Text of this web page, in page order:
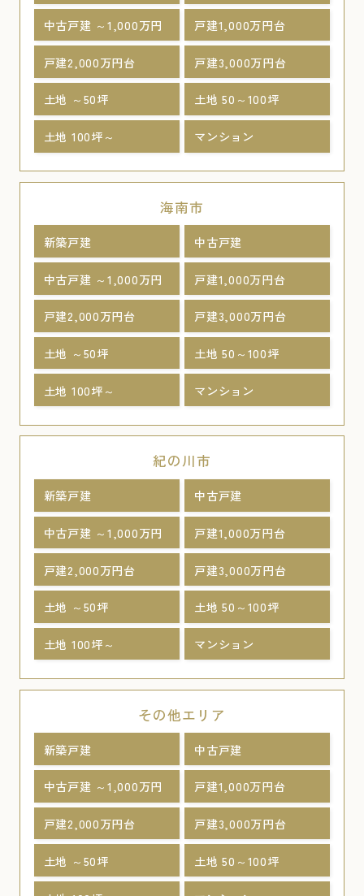
中古戸建 ～1,000万円 戸建1,000万円台
戸建2,000万円台 戸建3,000万円台
土地 ～50坪 土地 50～100坪
土地 100坪～ マンション
海南市
新築戸建 中古戸建
中古戸建 ～1,000万円 戸建1,000万円台
戸建2,000万円台 戸建3,000万円台
土地 ～50坪 土地 50～100坪
土地 100坪～ マンション
紀の川市
新築戸建 中古戸建
中古戸建 ～1,000万円 戸建1,000万円台
戸建2,000万円台 戸建3,000万円台
土地 ～50坪 土地 50～100坪
土地 100坪～ マンション
その他エリア
新築戸建 中古戸建
中古戸建 ～1,000万円 戸建1,000万円台
戸建2,000万円台 戸建3,000万円台
土地 ～50坪 土地 50～100坪